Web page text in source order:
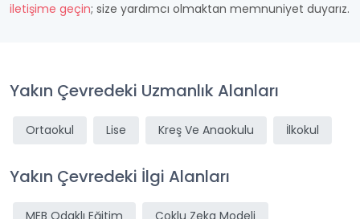
iletişime geçin; size yardımcı olmaktan memnuniyet duyarız.
Yakın Çevredeki Uzmanlık Alanları
Ortaokul Lise Kreş Ve Anaokulu İlkokul
Yakın Çevredeki İlgi Alanları
MEB Odaklı Eğitim Çoklu Zeka Modeli